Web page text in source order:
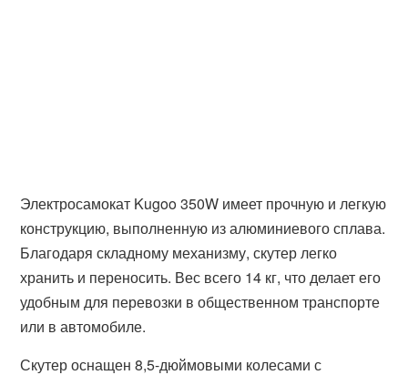
Электросамокат Kugoo 350W имеет прочную и легкую
конструкцию, выполненную из алюминиевого сплава.
Благодаря складному механизму, скутер легко
хранить и переносить. Вес всего 14 кг, что делает его
удобным для перевозки в общественном транспорте
или в автомобиле.
Скутер оснащен 8,5-дюймовыми колесами с